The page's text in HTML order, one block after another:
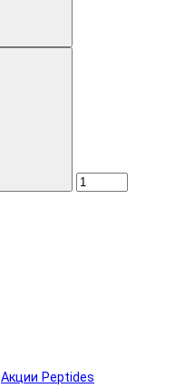
Акции Peptides